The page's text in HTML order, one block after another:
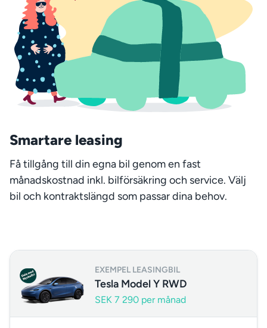
Smartare leasing
Få tillgång till din egna bil genom en fast
månadskostnad inkl. bilförsäkring och service. Välj
bil och kontraktslängd som passar dina behov.
EXEMPEL LEASINGBIL
Tesla Model Y RWD
SEK 7 290 per månad